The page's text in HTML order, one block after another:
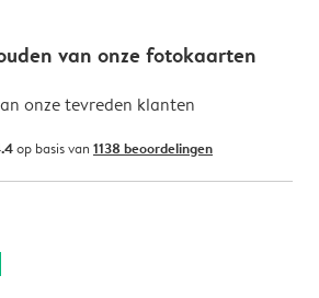
van onze fotokaarten
onze tevreden klanten
op basis van 1138 beoordelingen